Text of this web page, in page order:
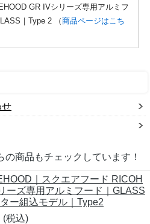
GR IVシリーズ専用アルミフ
｜Type 2 （商品ページはこち
せ
商品もチェックしています！
｜スクエアフード RICOH
ーズ専用アルミフード｜GLASS
ター組込モデル｜Type2
(税込)